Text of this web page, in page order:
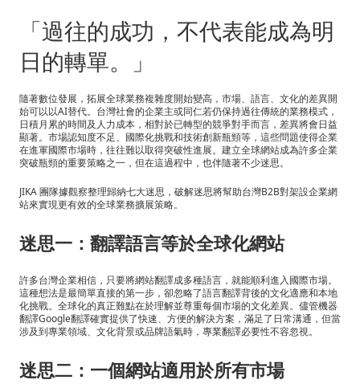
「過往的成功，不代表能成為明
日的轉單。」
隨著數位發展，拓展全球業務複雜度開始變高，市場、語言、文化的差異開
始可以以AI替代。台灣社會的企業主或同仁若仍保持過往傳統的業務模式，
日積月累的時間及人力成本，相對於已轉型的競爭對手而言，差異將會日益
顯著。市場認知度不足、國際化挑戰和技術創新瓶頸等，這些問題使得企業
在進軍國際市場時，往往難以取得突破性進展。建立全球網站成為許多企業
突破瓶頸的重要策略之一，但在這過程中，也伴隨著不少迷思。
JIKA 團隊據觀察整理歸納七大迷思，破解迷思將幫助台灣B2B對架設企業網
站來實現更有效的全球業務擴展策略。
迷思一：翻譯語言等於全球化網站
許多台灣企業相信，只要將網站翻譯成多種語言，就能順利進入國際市場。
這種想法是最簡單直接的第一步，卻忽略了語言翻譯背後的文化適應和本地
化挑戰。全球化的真正難點在於理解並尊重每個市場的文化差異。儘管機器
翻譯Google翻譯確實提供了快速、方便的解決方案，滿足了日常溝通，但當
涉及到專業領域、文化背景或品牌語氣時，專業翻譯必要性不容忽視。
迷思二：一個網站適用於所有市場